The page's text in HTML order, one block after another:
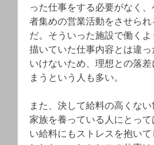
った仕事をする必要がなく
者集めの営業活動をさせら
だ。そういった施設で働く
描いていた仕事内容とは違
いけないため、理想との落
まうという人も多い。
また、決して給料の高くな
家族を養っている人にとっ
い給料にもストレスを抱い